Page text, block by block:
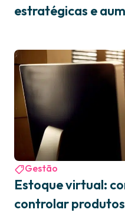
estratégicas e
Gestão
Estoque virtual:
controlar